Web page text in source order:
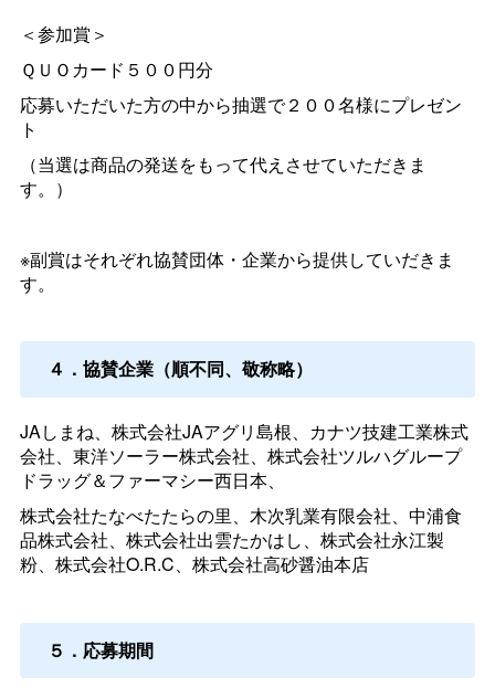
＜参加賞＞
ＱＵＯカード５００円分
応募いただいた方の中から抽選で２００名様にプレゼン
ト
（当選は商品の発送をもって代えさせていただきま
す。）
※副賞はそれぞれ協賛団体・企業から提供していだきま
す。
４．協賛企業（順不同、敬称略）
JAしまね、株式会社JAアグリ島根、カナツ技建工業株式
会社、東洋ソーラー株式会社、株式会社ツルハグループ
ドラッグ＆ファーマシー西日本、
株式会社たなべたたらの里、木次乳業有限会社、中浦食
品株式会社、株式会社出雲たかはし、株式会社永江製
粉、株式会社O.R.C、株式会社高砂醤油本店
５．応募期間